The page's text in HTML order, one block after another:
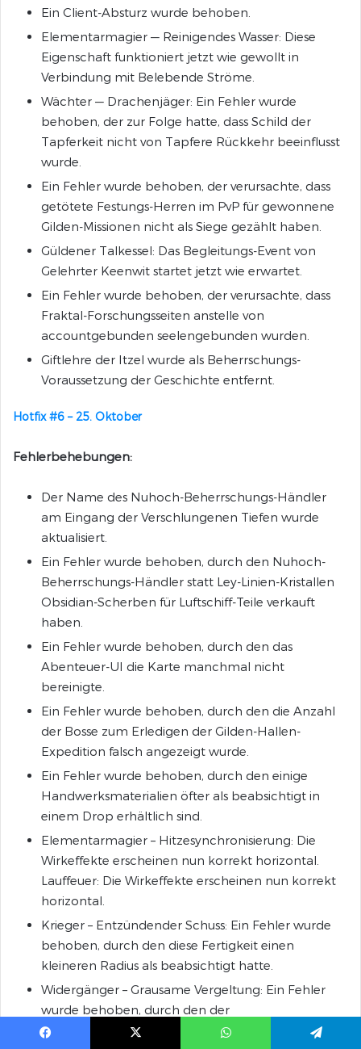
Ein Client-Absturz wurde behoben.
Elementarmagier — Reinigendes Wasser: Diese
Eigenschaft funktioniert jetzt wie gewollt in
Verbindung mit Belebende Ströme.
Wächter — Drachenjäger: Ein Fehler wurde
behoben, der zur Folge hatte, dass Schild der
Tapferkeit nicht von Tapfere Rückkehr beeinflusst
wurde.
Ein Fehler wurde behoben, der verursachte, dass
getötete Festungs-Herren im PvP für gewonnene
Gilden-Missionen nicht als Siege gezählt haben.
Güldener Talkessel: Das Begleitungs-Event von
Gelehrter Keenwit startet jetzt wie erwartet.
Ein Fehler wurde behoben, der verursachte, dass
Fraktal-Forschungsseiten anstelle von
accountgebunden seelengebunden wurden.
Giftlehre der Itzel wurde als Beherrschungs-
Voraussetzung der Geschichte entfernt.
Hotfix #6 – 25. Oktober
Fehlerbehebungen:
Der Name des Nuhoch-Beherrschungs-Händler
am Eingang der Verschlungenen Tiefen wurde
aktualisiert.
Ein Fehler wurde behoben, durch den Nuhoch-
Beherrschungs-Händler statt Ley-Linien-Kristallen
Obsidian-Scherben für Luftschiff-Teile verkauft
haben.
Ein Fehler wurde behoben, durch den das
Abenteuer-UI die Karte manchmal nicht
bereinigte.
Ein Fehler wurde behoben, durch den die Anzahl
der Bosse zum Erledigen der Gilden-Hallen-
Expedition falsch angezeigt wurde.
Ein Fehler wurde behoben, durch den einige
Handwerksmaterialien öfter als beabsichtigt in
einem Drop erhältlich sind.
Elementarmagier – Hitzesynchronisierung: Die
Wirkeffekte erscheinen nun korrekt horizontal.
Lauffeuer: Die Wirkeffekte erscheinen nun korrekt
horizontal.
Krieger – Entzündender Schuss: Ein Fehler wurde
behoben, durch den diese Fertigkeit einen
kleineren Radius als beabsichtigt hatte.
Widergänger – Grausame Vergeltung: Ein Fehler
wurde behoben, durch den der
Eigenschaftenname nicht richtig angezeigt wurde.